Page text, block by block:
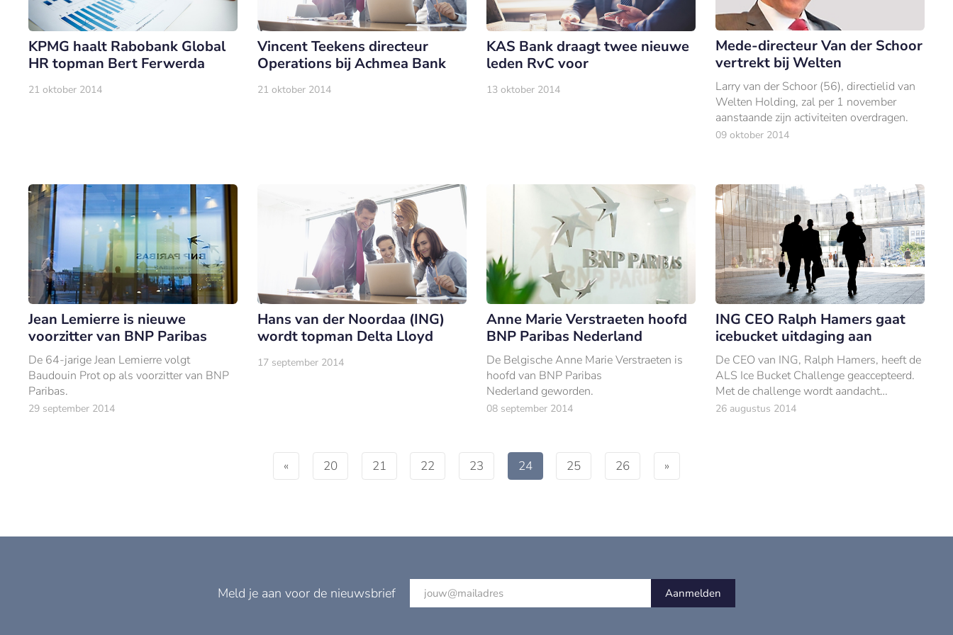
KPMG haalt Rabobank Global
HR topman Bert Ferwerda
21 oktober 2014
Vincent Teekens directeur
Operations bij Achmea Bank
21 oktober 2014
KAS Bank draagt twee nieuwe
leden RvC voor
13 oktober 2014
Mede-directeur Van der Schoor
vertrekt bij Welten
Larry van der Schoor (56), directielid van
Welten Holding, zal per 1 november
aanstaande zijn activiteiten overdragen.
09 oktober 2014
Jean Lemierre is nieuwe
voorzitter van BNP Paribas
De 64-jarige Jean Lemierre volgt
Baudouin Prot op als voorzitter van BNP
Paribas.
29 september 2014
Hans van der Noordaa (ING)
wordt topman Delta Lloyd
17 september 2014
Anne Marie Verstraeten hoofd
BNP Paribas Nederland
De Belgische Anne Marie Verstraeten is
hoofd van BNP Paribas
Nederland geworden.
08 september 2014
ING CEO Ralph Hamers gaat
icebucket uitdaging aan
De CEO van ING, Ralph Hamers, heeft de
ALS Ice Bucket Challenge geaccepteerd.
Met de challenge wordt aandacht
gevraagd voor de dodelijke en
26 augustus 2014
« 20 21 22 23 24 25 26 »
Meld je aan voor de nieuwsbrief Aanmelden